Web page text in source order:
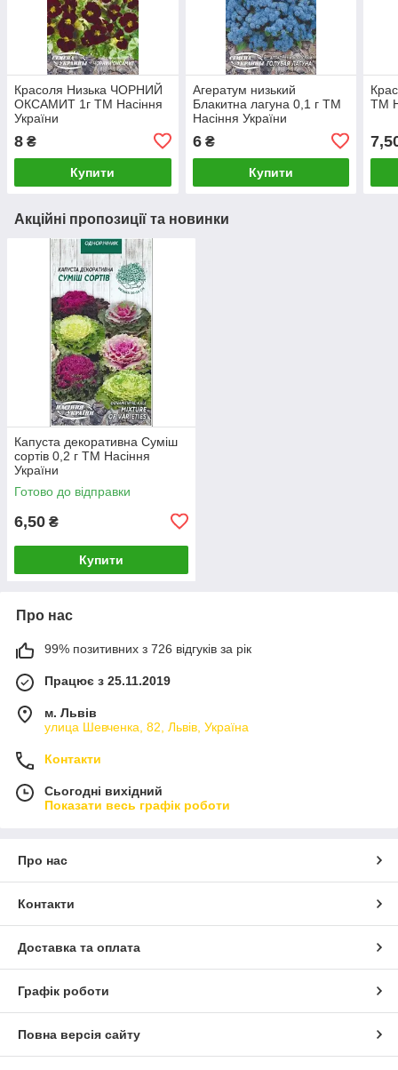
Красоля Низька ЧОРНИЙ
ОКСАМИТ 1г ТМ Насіння
України
8 ₴
Купити
Агератум низький
Блакитна лагуна 0,1 г ТМ
Насіння України
6₴
Купити
ТМ
Акційні пропозиції та новинки
Капуста декоративна Суміш
сортів 0,2 г ТМ Насіння
України
Готово до відправки
6,50 ₴
Купити
Про нас
99% позитивних з 726 відгуків за рік
Працює з 25.11.2019
м. Львів
улица Шевченка, 82, Львів, Україна
Контакти
Сьогодні вихідний
Показати весь графік роботи
Про нас
Контакти
Доставка та оплата
Графік роботи
Повна версія сайту